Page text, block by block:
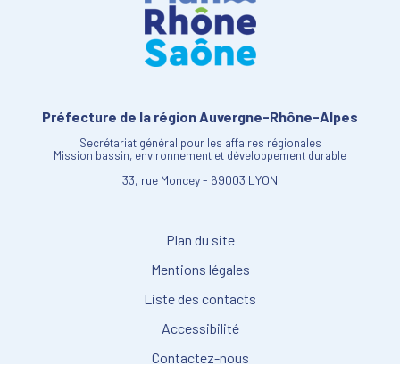
Préfecture de la région Auvergne-Rhône-Alpes
Secrétariat général pour les affaires régionales
Mission bassin, environnement et développement durable
33, rue Moncey - 69003 LYON
Plan du site
Mentions légales
Liste des contacts
Accessibilité
Contactez-nous